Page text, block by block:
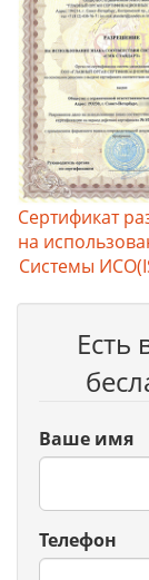
Сертификат
на
Системы
Есть
Ваше имя
Телефон